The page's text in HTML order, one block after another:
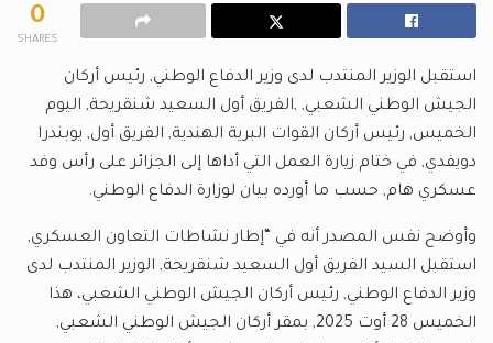
0
SHARES
استقبل الوزير المنتدب لدى وزير الدفاع الوطني, رئيس أركان
الجيش الوطني الشعبي, ,الفريق أول السعيد شنقريحة, اليوم
الخميس, رئيس أركان القوات البرية الهندية, الفريق أول, يوبندرا
دويفدي, في ختام زيارة العمل التي أداها إلى الجزائر على رأس وفد
عسكري هام, حسب ما أورده بيان لوزارة الدفاع الوطني.
وأوضح نفس المصدر أنه في “إطار نشاطات التعاون العسكري,
استقبل السيد الفريق أول السعيد شنقريحة, الوزير المنتدب لدى
وزير الدفاع الوطني, رئيس أركان الجيش الوطني الشعبي، هذا
الخميس 28 أوت 2025, بمقر أركان الجيش الوطني الشعبي,